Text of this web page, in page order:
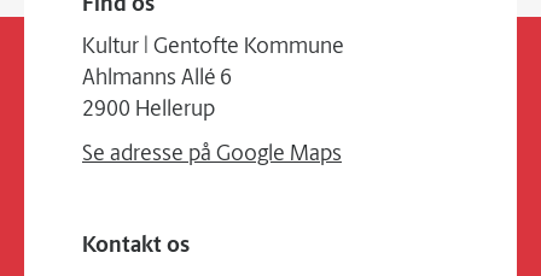
Find os
Kultur | Gentofte Kommune
Ahlmanns Allé 6
2900 Hellerup
Se adresse på Google Maps
Kontakt os